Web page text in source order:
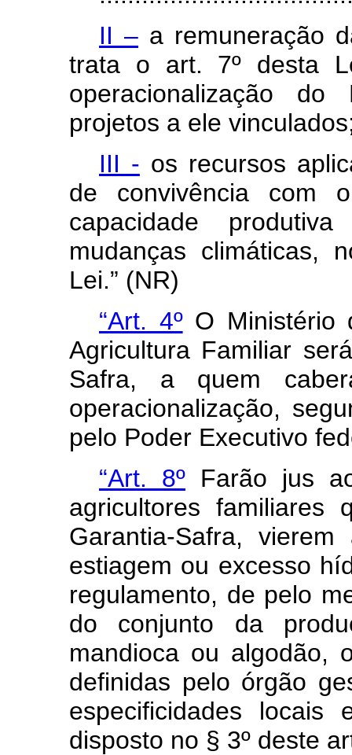
II – a remuneração
trata o art. 7º desta
operacionalização
projetos a ele
III - os recursos
de convivência com
capacidade
mudanças climáticas,
Lei.” (NR)
“Art. 4ºO Ministério
Agricultura Familiar
Safra, a quem
operacionalização,
pelo Poder Executivo
“Art. 8º Farão jus
agricultores familiares
Garantia-Safra,
estiagem ou excesso
regulamento, de pelo
do conjunto da
mandioca ou algodão,
definidas pelo órgão
especificidades
disposto no § 3º deste